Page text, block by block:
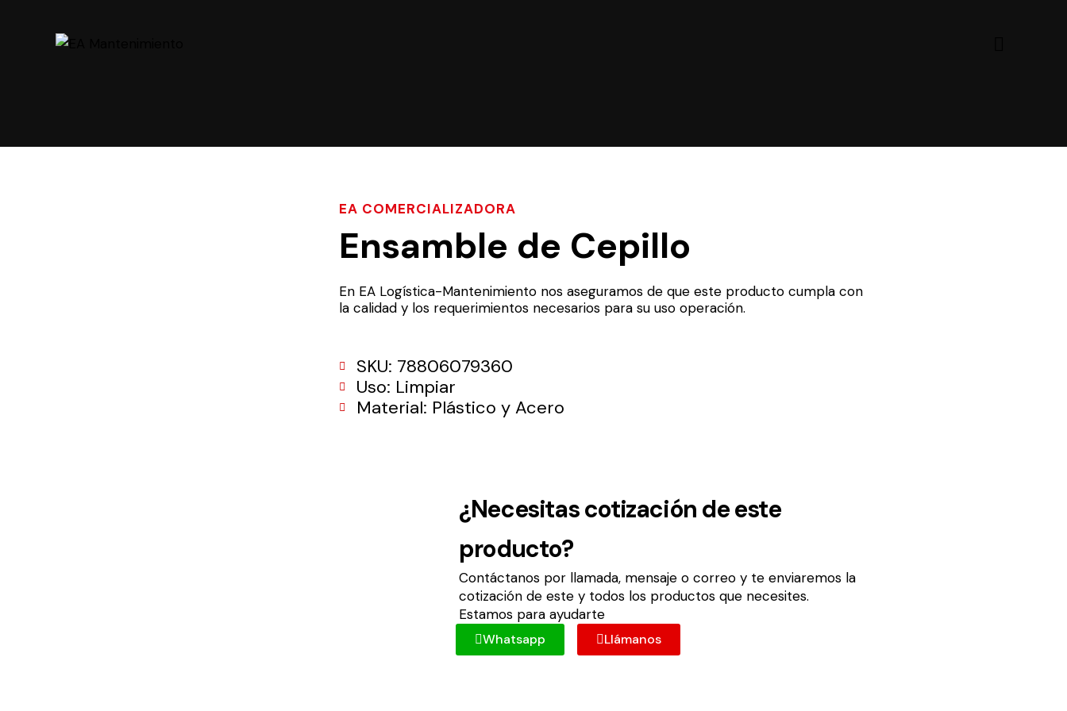
EA COMERCIALIZADORA
Ensamble de Cepillo
En EA Logística-Mantenimiento nos aseguramos de que este producto cumpla con
la calidad y los requerimientos necesarios para su uso operación.
SKU: 78806079360
Uso: Limpiar
Material: Plástico y Acero
¿Necesitas cotización de este
producto?
Contáctanos por llamada, mensaje o correo y te enviaremos la
cotización de este y todos los productos que necesites.
Estamos para ayudarte
Whatsapp Llámanos